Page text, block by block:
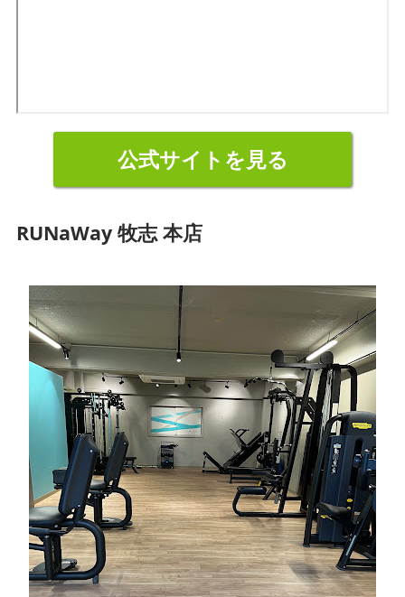
公式サイトを見る
RUNaWay 牧志 本店